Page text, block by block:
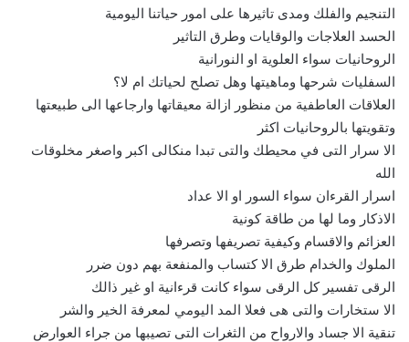
التنجيم والفلك ومدى تاثيرها على امور حياتنا اليومية
الحسد العلاجات والوقايات وطرق التاثير
الروحانيات سواء العلوية او النورانية
السفليات شرحها وماهيتها وهل تصلح لحياتك ام لا؟
العلاقات العاطفية من منظور ازالة معيقاتها وارجاعها الى طبيعتها
وتقويتها بالروحانيات اكثر
الا سرار التى في محيطك والتى تبدا منكالى اكبر واصغر مخلوقات
الله
اسرار القرءان سواء السور او الا عداد
الاذكار وما لها من طاقة كونية
العزائم والاقسام وكيفية تصريفها وتصرفها
الملوك والخدام طرق الا كتساب والمنفعة بهم دون ضرر
الرقى تفسير كل الرقى سواء كانت قرءانية او غير ذالك
الا ستخارات والتى هى فعلا المد اليومي لمعرفة الخير والشر
تنقية الا جساد والارواح من الثغرات التى تصيبها من جراء العوارض